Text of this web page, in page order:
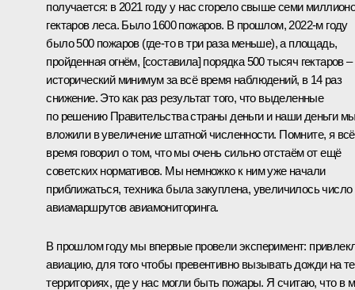
получается: в 2021 году у нас сгорело свыше семи
гектаров леса. Было 1600 пожаров. В прошлом, 2022-м году
было 500 пожаров (где-то в три раза меньше), а площадь,
пройденная огнём, [составила] порядка 500 тысяч гектаров –
исторический минимум за всё время наблюдений, в 14 раз
снижение. Это как раз результат того, что выделенные
по решению Правительства страны деньги и наши деньги
вложили в увеличение штатной численности. Помните, я всё
время говорил о том, что мы очень сильно отстаём от ещё
советских нормативов. Мы немножко к ним уже начали
приближаться, техника была закуплена, увеличилось число
авиамаршрутов авиамониторинга.
В прошлом году мы впервые провели эксперимент:
авиацию, для того чтобы превентивно вызывать дожди на
территориях, где у нас могли быть пожары. Я считаю, что в